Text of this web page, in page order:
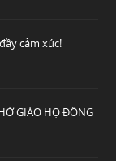
cảm xúc!
GIÁO HỌ ĐÔNG